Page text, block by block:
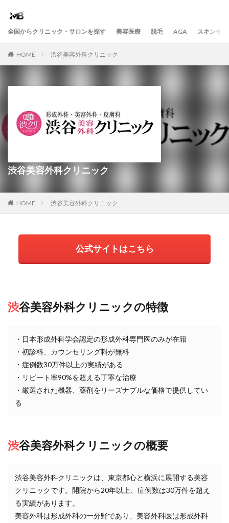
全国からクリニック・サロンを探す 美容医療 脱毛 AGA スキンケア
HOME 渋谷美容外科クリニック
渋谷美容外科クリニック
HOME 渋谷美容外科クリニック
渋谷美容外科クリニックの特徴
・日本形成外科学会認定の形成外科専門医のみが在籍
・初診料、カウンセリング料が無料
・症例数30万件以上の実績がある
・リピート率90%を超える丁寧な治療
・厳選された機器、薬剤をリーズナブルな価格で提供してい
る
渋谷美容外科クリニックの概要
渋谷美容外科クリニックは、東京都心と横浜に展開する美容
クリニックです。開院から20年以上、症例数は30万件を超え
る実績があります。
美容外科は形成外科の一分野であり、美容外科医は形成外科